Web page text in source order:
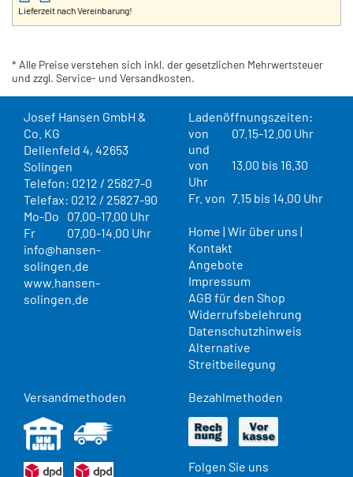
Lieferzeit nach Vereinbarung!
* Alle Preise verstehen sich inkl. der gesetzlichen Mehrwertsteuer
und zzgl. Service- und Versandkosten.
Josef Hansen GmbH &
Co. KG
Dellenfeld 4, 42653
Solingen
Telefon: 0212 / 25827-0
Telefax: 0212 / 25827-90
Mo-Do
07.00-17.00 Uhr
Fr
07.00-14.00 Uhr
info@hansen-
solingen.de
www.hansen-
solingen.de
Ladenöffnungszeiten:
von
07.15-12.00 Uhr
und
von
13.00 bis 16.30
Uhr
Fr. von 7.15 bis 14.00 Uhr
Home | Wir über uns |
Kontakt
Angebote
Impressum
AGB für den Shop
Widerrufsbelehrung
Datenschutzhinweis
Alternative
Streitbeilegung
Versandmethoden Bezahlmethoden
Folgen Sie uns